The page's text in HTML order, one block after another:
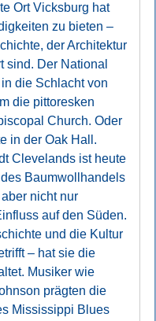
Ort Vicksburg hat
zu bieten –
der Architektur
sind. Der National
die Schlacht von
die pittoresken
Church. Oder
in der Oak Hall.
Clevelands ist heute
Baumwollhandels
nicht nur
auf den Süden.
und die Kultur
– hat sie die
Musiker wie
prägten die
Mississippi Blues